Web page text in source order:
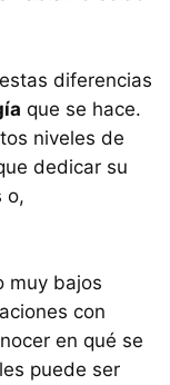
diferencias
que se hace.
niveles de
dedicar su
o,
muy bajos
con
en qué se
puede ser